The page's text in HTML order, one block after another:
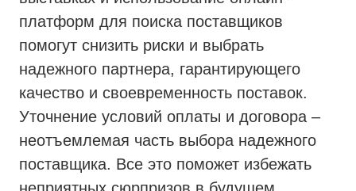
платформ для поиска поставщиков
помогут снизить риски и выбрать
надежного партнера, гарантирующего
качество и своевременность поставок.
Уточнение условий оплаты и договора –
неотъемлемая часть выбора надежного
поставщика. Все это поможет избежать